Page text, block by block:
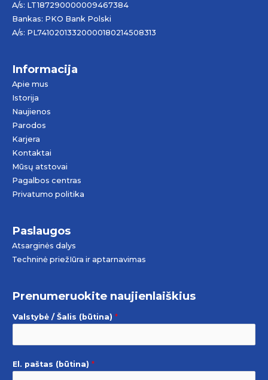
A/s: LT187290000009467384
Bankas: PKO Bank Polski
A/s: PL74102013320000180214508313
Informacija
Apie mus
Istorija
Naujienos
Parodos
Karjera
Kontaktai
Mūsų atstovai
Pagalbos centras
Privatumo politika
Paslaugos
Atsarginės dalys
Techninė priežIūra ir aptarnavimas
Prenumeruokite naujienlaiškius
Valstybė / Šalis (būtina) *
El. paštas (būtina) *